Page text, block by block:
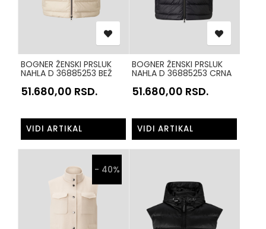
BOGNER ŽENSKI PRSLUK
NAHLA D 36885253 BEŽ
51.680,00 RSD.
VIDI ARTIKAL
BOGNER ŽENSKI PRSLUK
NAHLA D 36885253 CRNA
51.680,00 RSD.
VIDI ARTIKAL
- 40%